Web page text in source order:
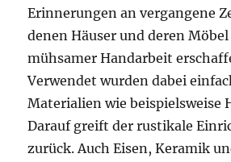
Erinnerungen an vergangene
denen Häuser und deren
mühsamer Handarbeit
Verwendet wurden dabei
Materialien wie beispielsweise
Darauf greift der rustikale
zurück. Auch Eisen, Keramik